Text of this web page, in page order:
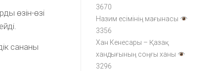
өзін-өзі
сананы
3670
Назим есімінің мағынасы
3356
Хан Кенесары – Қазақ
хандығының соңғы ханы
3296